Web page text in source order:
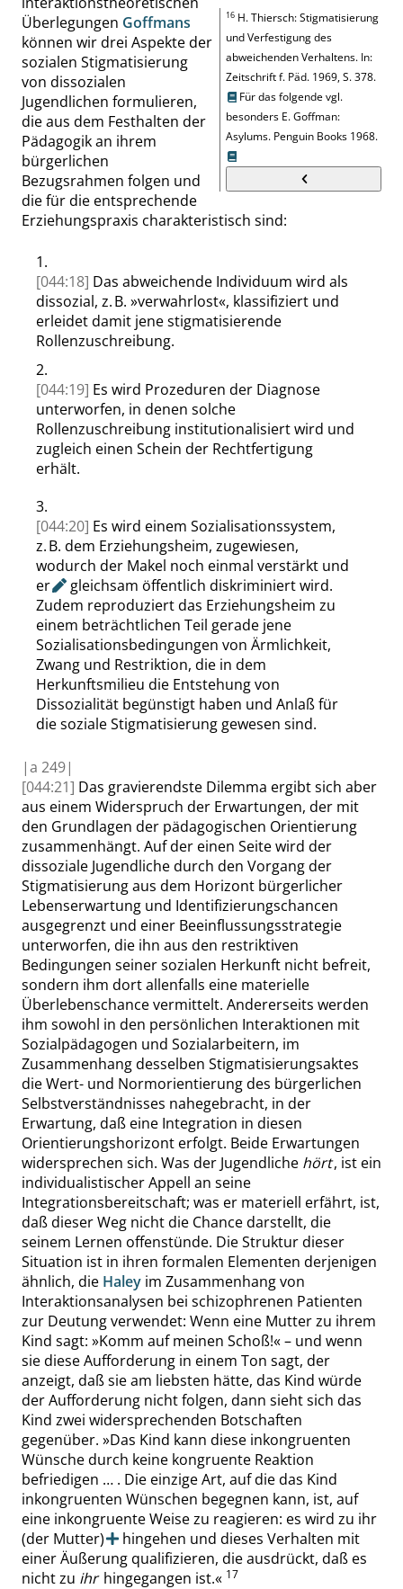
16 H. Thiersch:Stigmatisierung
und Verfestigung des
abweichenden Verhaltens. In:
Zeitschriftf. Päd. 1969,S. 378.
Für das folgende vgl.
besonders E. Goffman:
Asylums. Penguin Books 1968.
Überlegungen Goffmans
können wir drei Aspekte der
sozialen Stigmatisierung
von dissozialen
Jugendlichen formulieren,
die aus dem Festhalten der
Pädagogik an ihrem
bürgerlichen
Bezugsrahmen folgen und
die für die entsprechende
Erziehungspraxis charakteristisch sind:
1.
[044:18] Das abweichende Individuum wird als
dissozial, z. B. »verwahrlost«, klassifiziert und
erleidet damit jene stigmatisierende
Rollenzuschreibung.
2.
[044:19] Es wird Prozeduren der Diagnose
unterworfen, in denen solche
Rollenzuschreibung institutionalisiert wird und
zugleich einen Schein der Rechtfertigung
erhält.
3.
[044:20] Es wird einem Sozialisationssystem,
z. B. dem Erziehungsheim, zugewiesen,
wodurch der Makel noch einmal verstärkt und
er
gleichsam öffentlich diskriminiert wird.
Zudem reproduziert das Erziehungsheim zu
einem beträchtlichen Teil gerade jene
Sozialisationsbedingungen von Ärmlichkeit,
Zwang und Restriktion, die in dem
Herkunftsmilieu die Entstehung von
Dissozialität begünstigt haben und Anlaß für
die soziale Stigmatisierung gewesen sind.
|a 249|
[044:21] Das gravierendste Dilemma ergibt sich aber
aus einem Widerspruch der Erwartungen, der mit
den Grundlagen der pädagogischen Orientierung
zusammenhängt. Auf der einen Seite wird der
dissoziale Jugendliche durch den Vorgang der
Stigmatisierung aus dem Horizont bürgerlicher
Lebenserwartung und Identifizierungschancen
ausgegrenzt und einer Beeinflussungsstrategie
unterworfen, die ihn aus den restriktiven
Bedingungen seiner sozialen Herkunft nicht befreit,
sondern ihm dort allenfalls eine materielle
Überlebenschance vermittelt. Andererseits werden
ihm sowohl in den persönlichen Interaktionen mit
Sozialpädagogen und Sozialarbeitern, im
Zusammenhang desselben Stigmatisierungsaktes
die Wert- und Normorientierung des bürgerlichen
Selbstverständnisses nahegebracht, in der
Erwartung, daß eine Integration in diesen
Orientierungshorizont erfolgt. Beide Erwartungen
widersprechen sich. Was der Jugendliche hört, ist ein
individualistischer Appell an seine
Integrationsbereitschaft; was er materiell erfährt, ist,
daß dieser Weg nicht die Chance darstellt, die
seinem Lernen offenstünde. Die Struktur dieser
Situation ist in ihren formalen Elementen derjenigen
ähnlich, die Haley im Zusammenhang von
Interaktionsanalysen bei schizophrenen Patienten
zur Deutung verwendet: Wenn eine Mutter zu ihrem
Kind sagt: »Komm auf meinen Schoß!«– und wenn
sie diese Aufforderung in einem Ton sagt, der
anzeigt, daß sie am liebsten hätte, das Kind würde
der Aufforderung nicht folgen, dann sieht sich das
Kind zwei widersprechenden Botschaften
gegenüber. »Das Kind kann diese inkongruenten
Wünsche durch keine kongruente Reaktion
befriedigen … . Die einzige Art, auf die das Kind
inkongruenten Wünschen begegnen kann, ist, auf
eine inkongruente Weise zu reagieren: es wird zu ihr
(der Mutter)
hingehen und dieses Verhalten mit
einer Äußerung qualifizieren, die ausdrückt, daß es
nichtzu ihrhingegangen ist.« 17